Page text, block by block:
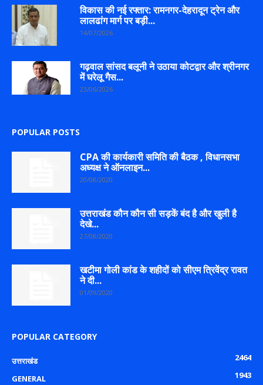
विकास की नई रफ्तार: रामनगर-देहरादून ट्रेन और
लालढांग मार्ग पर बड़ी...
14/07/2026
गढ़वाल सांसद बलूनी ने उठाया कोटद्वार और श्रीनगर
में घरेलू गैस...
23/06/2026
POPULAR POSTS
CPA की कार्यकारी समिति की बैठक , विधानसभा
अध्यक्ष ने ऑनलाइन...
20/08/2020
उत्तराखंड कौन कौन सी सड़कें बंद है और खुली है
देखे...
27/08/2020
खटीमा गोली कांड के शहीदों को सीएम त्रिवेंद्र रावत
ने दी...
01/09/2020
POPULAR CATEGORY
उत्तराखंड
2464
GENERAL
1943